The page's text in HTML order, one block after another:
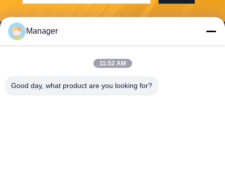
13877778888
Manager
11:52 AM
Good day, what product are you looking for?